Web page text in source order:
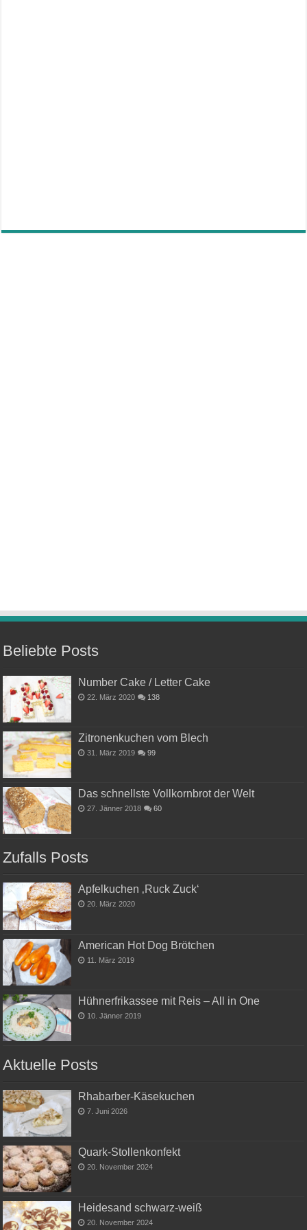
Beliebte Posts
Number Cake / Letter Cake
22. März 2020 138
Zitronenkuchen vom Blech
31. März 2019 99
Das schnellste Vollkornbrot der Welt
27. Jänner 2018 60
Zufalls Posts
Apfelkuchen ‚Ruck Zuck‘
20. März 2020
American Hot Dog Brötchen
11. März 2019
Hühnerfrikassee mit Reis – All in One
10. Jänner 2019
Aktuelle Posts
Rhabarber-Käsekuchen
7. Juni 2026
Quark-Stollenkonfekt
20. November 2024
Heidesand schwarz-weiß
20. November 2024